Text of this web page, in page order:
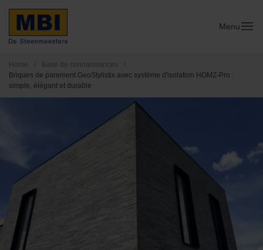
Menu
Home / Base de connaissances
/
Briques de parement GeoStylistix avec système d'isolation HOMZ-Pro :
simple, élégant et durable